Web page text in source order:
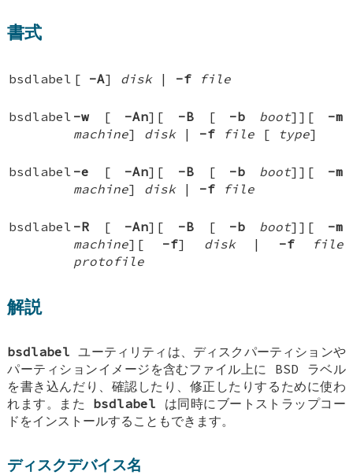
書式
bsdlabel [ -A] disk| -f file
bsdlabel -w [ -An][ -B [ -b boot] ][ -m
machine] disk| -f file [ type]
bsdlabel -e [ -An][ -B [ -b boot] ][ -m
machine] disk| -f file
bsdlabel -R [ -An][ -B [ -b boot] ][ -m
machine][ -f] disk| -f
file
protofile
解説
bsdlabel ユーティリティは、ディスクパーティションや
パーティションイメージを含むファイル上に BSD ラベル
を書き込んだり、確認したり、修正したりするために使わ
れます。また bsdlabel は同時にブートストラップコー
ドをインストールすることもできます。
ディスクデバイス名